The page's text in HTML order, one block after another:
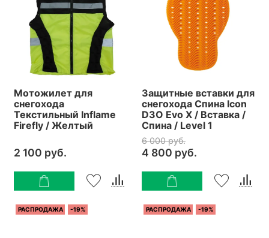
Мотожилет для
снегохода
Текстильный Inflame
Firefly / Желтый
2 100 руб.
Защитные вставки для
снегохода Спина Icon
D3O Evo X / Вставка /
Спина / Level 1
6 000 руб.
4 800 руб.
РАСПРОДАЖА -19% РАСПРОДАЖА -19%